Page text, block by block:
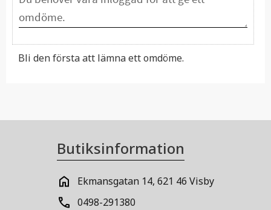
Bli den första att lämna ett omdöme.
Butiksinformation
Ekmansgatan 14, 621 46 Visby
0498-291380